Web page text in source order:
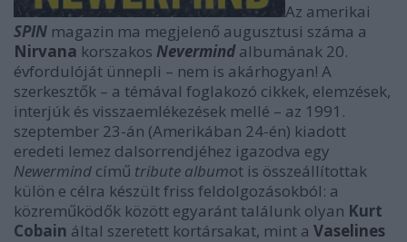
Az amerikai
SPIN magazin ma megjelenő augusztusi száma a
Nirvana korszakos Nevermindalbumának 20.
évfordulóját ünnepli – nem is akárhogyan! A
szerkesztők – a témával foglakozó cikkek, elemzések,
interjúk és visszaemlékezések mellé – az 1991.
szeptember 23-án (Amerikában 24-én) kiadott
eredeti lemez dalsorrendjéhez igazodva egy
Newermind című tribute albumot is összeállítottak
külön e célra készült friss feldolgozásokból: a
közreműködők között egyaránt találunk olyan Kurt
Cobain által szeretett kortársakat, mint a Vaselines